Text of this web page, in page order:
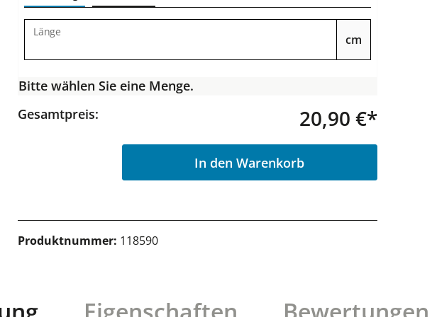
Länge
cm
Bitte wählen Sie eine Menge.
Gesamtpreis:
20,90 €*
In den Warenkorb
Produktnummer: 118590